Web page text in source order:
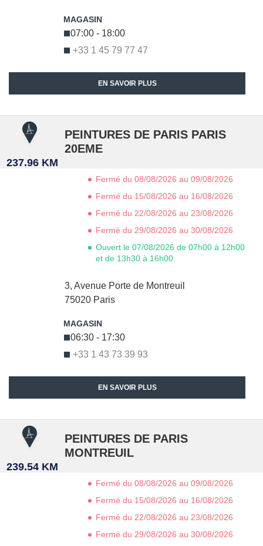
+33 1 45 79 77 47
07:00 - 18:00
EN SAVOIR PLUS
237.96 KM
PEINTURES DE PARIS PARIS
20EME
3, Avenue Porte de Montreuil
75020 Paris
+33 1 43 73 39 93
06:30 - 17:30
Fermé du 08/08/2026 au 09/08/2026
Fermé du 15/08/2026 au 16/08/2026
Fermé du 22/08/2026 au 23/08/2026
Fermé du 29/08/2026 au 30/08/2026
Ouvert le 07/08/2026 de 07h00 à 12h00
et de 13h30 à 16h00
EN SAVOIR PLUS
239.54 KM
PEINTURES DE PARIS
MONTREUIL
Fermé du 08/08/2026 au 09/08/2026
Fermé du 15/08/2026 au 16/08/2026
Fermé du 22/08/2026 au 23/08/2026
Fermé du 29/08/2026 au 30/08/2026